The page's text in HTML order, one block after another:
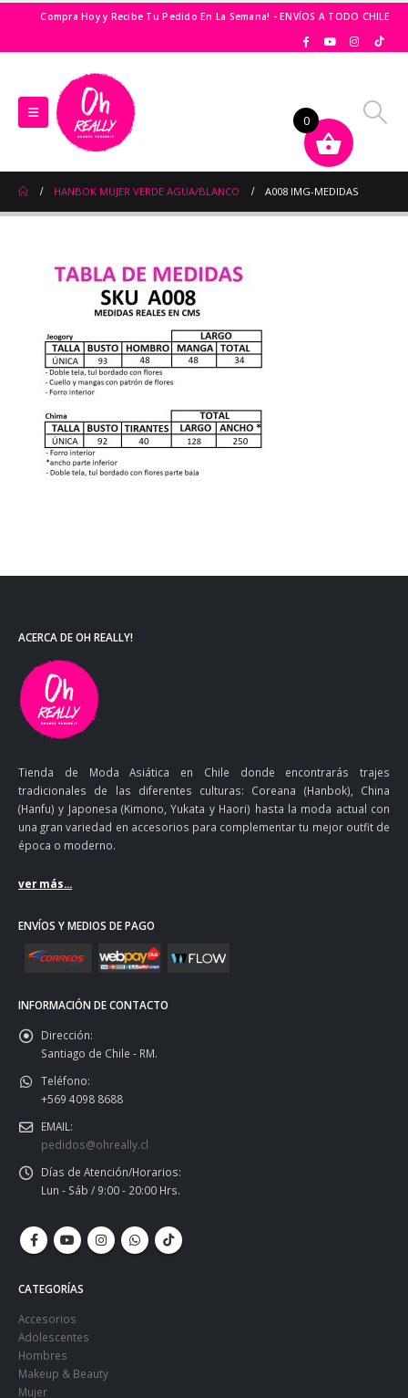
Compra Hoy y Recibe Tu Pedido En La Semana! - ENVÍOS A TODO CHILE
HANBOK MUJER VERDE AGUA/BLANCO A008 IMG-MEDIDAS
ACERCA DE OH REALLY!
Tienda de Moda Asiática en Chile donde encontrarás trajes
tradicionales de las diferentes culturas: Coreana (Hanbok), China
(Hanfu) y Japonesa (Kimono, Yukata y Haori) hasta la moda actual con
una gran variedad en accesorios para complementar tu mejor outfit de
época o moderno.
ver más...
ENVÍOS Y MEDIOS DE PAGO
INFORMACIÓN DE CONTACTO
Dirección:
Santiago de Chile - RM.
Teléfono:
+569 4098 8688
EMAIL:
pedidos@ohreally.cl
Días de Atención/Horarios:
Lun - Sáb / 9:00 - 20:00 Hrs.
CATEGORÍAS
Accesorios
Adolescentes
Hombres
Makeup & Beauty
Mujer
0